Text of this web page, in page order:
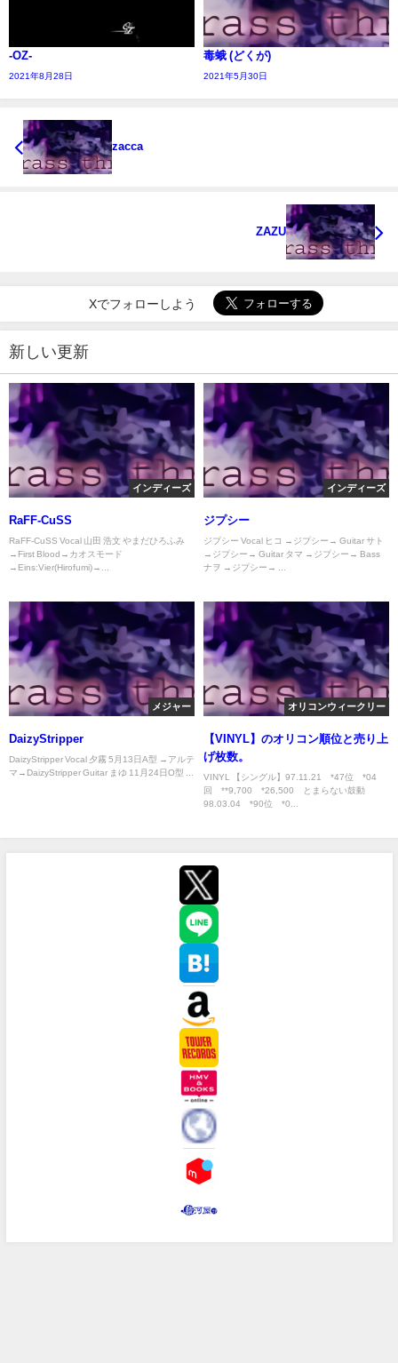
-OZ-
2021年8月28日
毒蛾 (どくが)
2021年5月30日
zacca
ZAZU
Xでフォローしよう
新しい更新
インディーズ
RaFF-CuSS
RaFF-CuSS Vocal 山田 浩文 やまだひろふみ
→First Blood→カオスモード
→Eins:Vier(Hirofumi)→...
インディーズ
ジプシー
ジプシー Vocal ヒコ →ジプシー→ Guitar サト
→ジプシー→ Guitar タマ →ジプシー→ Bass
ナヲ →ジプシー→ ...
メジャー
DaizyStripper
DaizyStripper Vocal 夕霧 5月13日A型 →アルテ
マ→DaizyStripper Guitar まゆ 11月24日O型 ...
オリコンウィークリー
【VINYL】のオリコン順位と売り上
げ枚数。
VINYL 【シングル】97.11.21 *47位 *04
回 **9,700 *26,500 とまらない鼓動
98.03.04 *90位 *0...